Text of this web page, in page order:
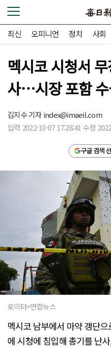
최신 오피니언 정치 사회
멕시코 시청서
사…시장 포함
김지수 기자index@imaeil.com
입력 2022-10-07 17:28:41 수정
구글 검색
로이터=연합뉴스
멕시코 남부에서 마약 갱단
에 시청에 침입해 총기를 난